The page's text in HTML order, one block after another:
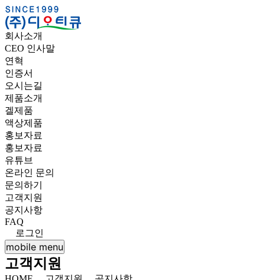
회사소개
CEO 인사말
연혁
인증서
오시는길
제품소개
겔제품
액상제품
홍보자료
홍보자료
유튜브
온라인 문의
문의하기
고객지원
공지사항
FAQ
로그인
mobile menu
고객지원